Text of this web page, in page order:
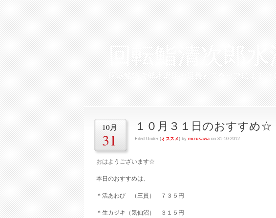
回転鮨清次郎
回転鮨清次郎水沢店の店長とスタッフによるブ
10月
31
１０月３１日のおすすめ☆
Filed Under (オススメ) by mizusawa on 31-10-2012
おはようございます☆
本日のおすすめは、
＊活あわび （三貫） ７３５円
＊生カジキ（気仙沼） ３１５円